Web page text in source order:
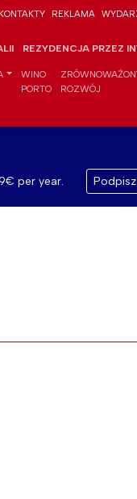
KONTAKTY REKLAMA
REZYDENCJA PRZEZ
WINO
PORTO
ROZWÓJ
per year.